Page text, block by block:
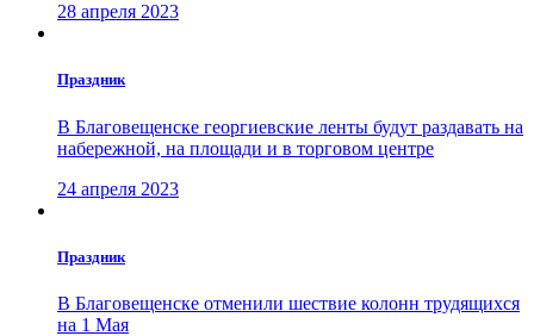
28 апреля 2023
Праздник
В Благовещенске георгиевские ленты будут раздавать на
набережной, на площади и в торговом центре
24 апреля 2023
Праздник
В Благовещенске отменили шествие колонн трудящихся
на 1 Мая